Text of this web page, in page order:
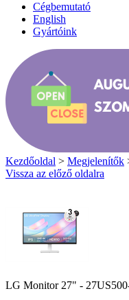
Cégbemutató
English
Gyártóink
Kezdőoldal > Megjelenítők
Vissza az előző oldalra
LG Monitor 27" -